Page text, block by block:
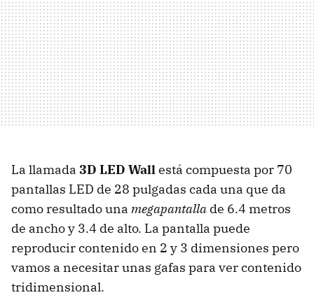
La llamada 3D LED Wall está compuesta por 70
pantallas LED de 28 pulgadas cada una que da
como resultado una megapantalla de 6.4 metros
de ancho y 3.4 de alto. La pantalla puede
reproducir contenido en 2 y 3 dimensiones pero
vamos a necesitar unas gafas para ver contenido
tridimensional.